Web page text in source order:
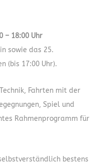
– 18:00 Uhr
sowie das 25.
(bis 17:00 Uhr).
Fahrten mit der
Spiel und
Rahmenprogramm für
bestens